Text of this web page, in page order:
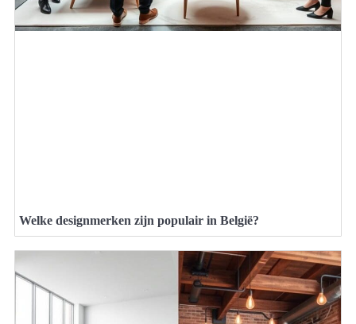
Welke designmerken zijn populair in België?